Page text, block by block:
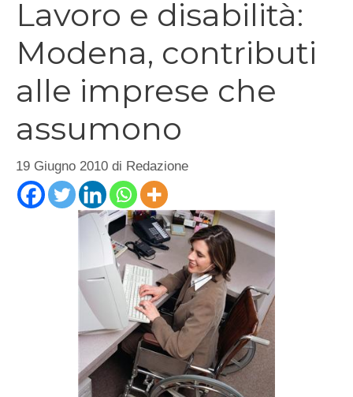
Lavoro e disabilità:
Modena, contributi
alle imprese che
assumono
19 Giugno 2010 di Redazione